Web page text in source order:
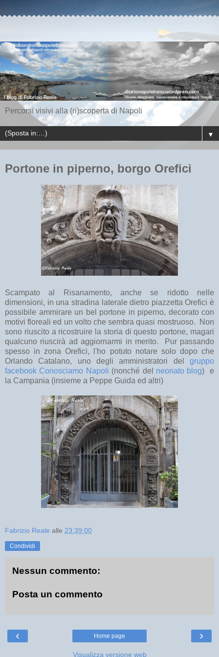
Percorsi visivi alla (ri)scoperta di Napoli
▼
Portone in piperno, borgo Orefici
Scampato al Risanamento, anche se ridotto nelle
dimensioni, in una stradina laterale dietro piazzetta Orefici è
possibile ammirare un bel portone in piperno, decorato con
motivi floreali ed un volto che sembra quasi mostruoso. Non
sono riuscito a ricostruire la storia di questo portone, magari
qualcuno riuscirà ad aggiornarmi in merito. Pur passando
spesso in zona Orefici, l'ho potuto notare solo dopo che
Orlando Catalano, uno degli amministratori del gruppo
facebook Conosciamo Napoli (nonché del neonato blog) e
la Campania (insieme a Peppe Guida ed altri)
Fabrizio Reale alle 23:39:00
Condividi
Nessun commento:
Posta un commento
‹ ›
Home page
Visualizza versione web